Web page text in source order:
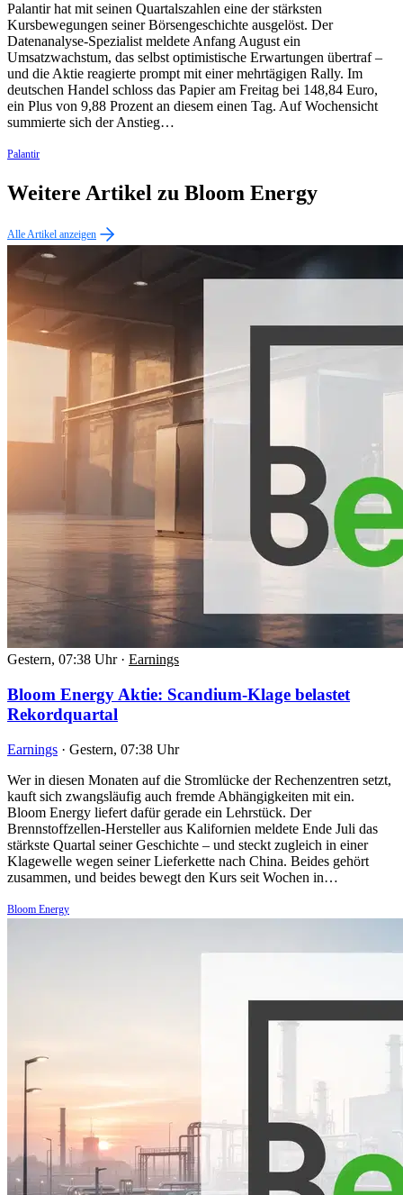
Palantir hat mit seinen Quartalszahlen eine der stärksten
Kursbewegungen seiner Börsengeschichte ausgelöst. Der
Datenanalyse-Spezialist meldete Anfang August ein
Umsatzwachstum, das selbst optimistische Erwartungen übertraf –
und die Aktie reagierte prompt mit einer mehrtägigen Rally. Im
deutschen Handel schloss das Papier am Freitag bei 148,84 Euro,
ein Plus von 9,88 Prozent an diesem einen Tag. Auf Wochensicht
summierte sich der Anstieg…
Palantir
Weitere Artikel zu Bloom Energy
Alle Artikel anzeigen
Gestern, 07:38 Uhr · Earnings
Bloom Energy Aktie: Scandium-Klage belastet
Rekordquartal
Earnings · Gestern, 07:38 Uhr
Wer in diesen Monaten auf die Stromlücke der Rechenzentren setzt,
kauft sich zwangsläufig auch fremde Abhängigkeiten mit ein.
Bloom Energy liefert dafür gerade ein Lehrstück. Der
Brennstoffzellen-Hersteller aus Kalifornien meldete Ende Juli das
stärkste Quartal seiner Geschichte – und steckt zugleich in einer
Klagewelle wegen seiner Lieferkette nach China. Beides gehört
zusammen, und beides bewegt den Kurs seit Wochen in…
Bloom Energy